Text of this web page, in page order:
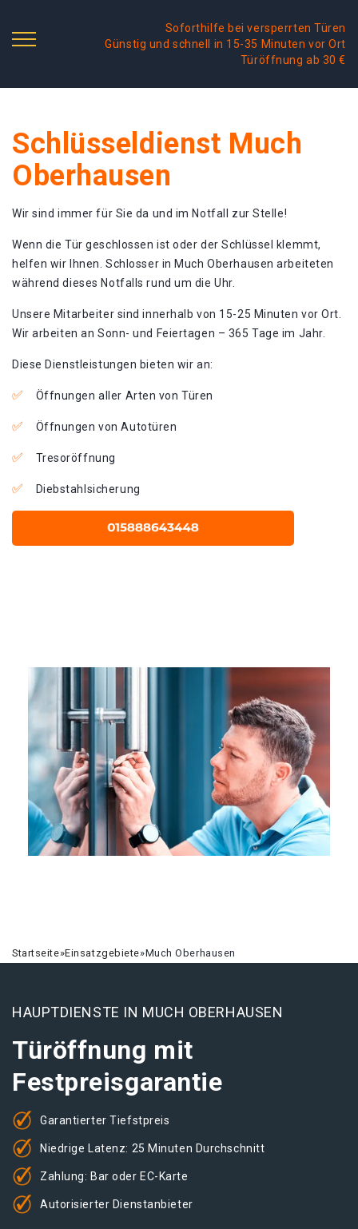
Soforthilfe bei versperrten Türen
Günstig und schnell in 15-35 Minuten vor Ort
Türöffnung ab 30 €
Schlüsseldienst Much
Oberhausen
Wir sind immer für Sie da und im Notfall zur Stelle!
Wenn die Tür geschlossen ist oder der Schlüssel klemmt,
helfen wir Ihnen. Schlosser in Much Oberhausen arbeiteten
während dieses Notfalls rund um die Uhr.
Unsere Mitarbeiter sind innerhalb von 15-25 Minuten vor Ort.
Wir arbeiten an Sonn- und Feiertagen – 365 Tage im Jahr.
Diese Dienstleistungen bieten wir an:
Öffnungen aller Arten von Türen
Öffnungen von Autotüren
Tresoröffnung
Diebstahlsicherung
Startseite»Einsatzgebiete»Much Oberhausen
HAUPTDIENSTE IN MUCH OBERHAUSEN
Türöffnung mit
Festpreisgarantie
Garantierter Tiefstpreis
Niedrige Latenz: 25 Minuten Durchschnitt
Zahlung: Bar oder EC-Karte
Autorisierter Dienstanbieter